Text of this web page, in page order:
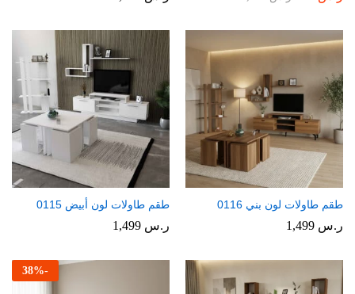
طقم طاولات لون بني 0116
ر.س
طقم طاولات لون أبيض 0115
ر.س
-
38%